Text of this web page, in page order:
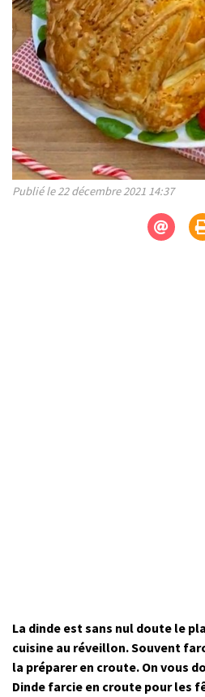
Publié le 22 décembre 2021 14:37
La dinde est sans nul doute le
cuisine au réveillon. Souvent
la préparer en croute. On vous
Dinde farcie en croute pour les